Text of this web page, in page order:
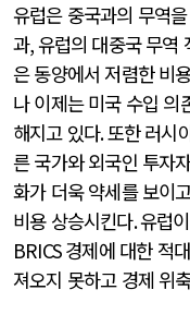
유럽은 중국과의 무역
과,유럽의 대중국 무역
은 동양에서 저렴한 비
나 이제는 미국 수입 의
해지고 있다.또한 러시
른 국가와 외국인 투자
화가 더욱 약세를 보이
비용 상승시킨다.유럽
BRICS경제에 대한 적
져오지 못하고 경제 위